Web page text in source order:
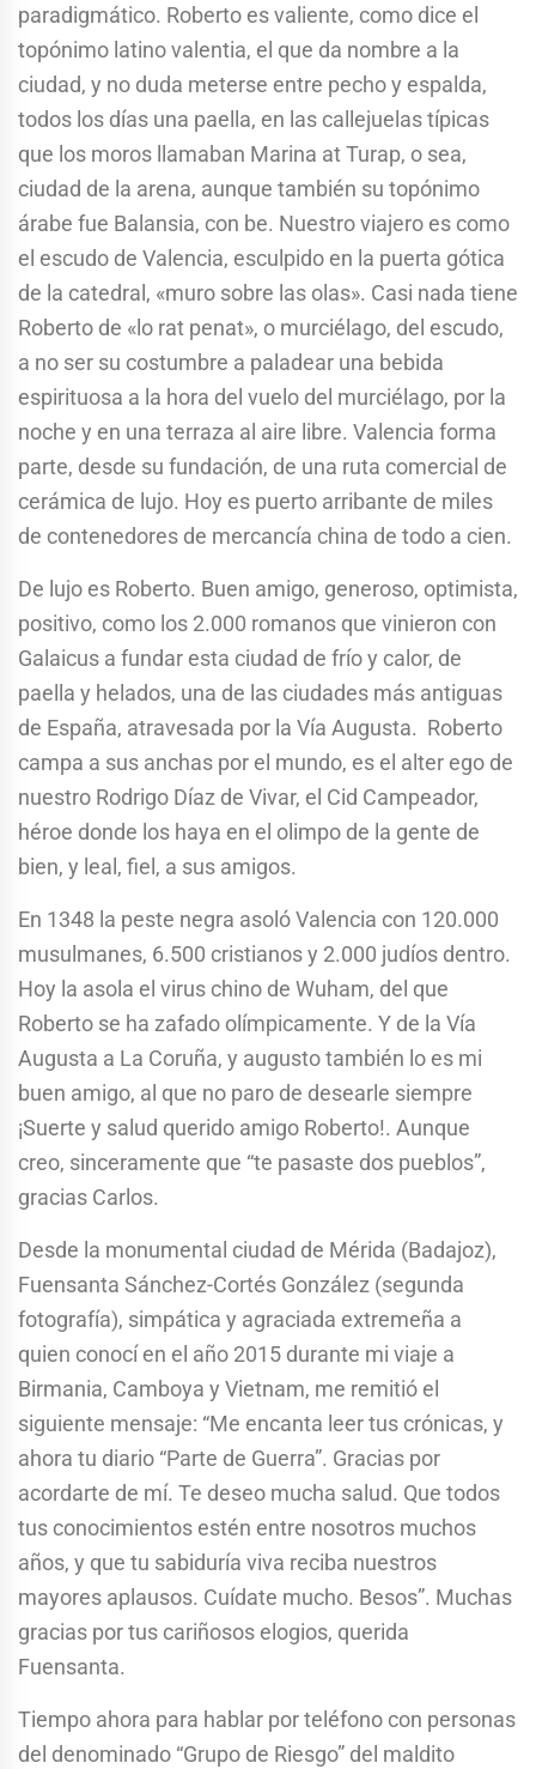
paradigmático. Roberto es valiente, como dice el
topónimo latino valentia, el que da nombre a la
ciudad, y no duda meterse entre pecho y espalda,
todos los días una paella, en las callejuelas típicas
que los moros llamaban Marina at Turap, o sea,
ciudad de la arena, aunque también su topónimo
árabe fue Balansia, con be. Nuestro viajero es como
el escudo de Valencia, esculpido en la puerta gótica
de la catedral, «muro sobre las olas». Casi nada tiene
Roberto de «lo rat penat», o murciélago, del escudo,
a no ser su costumbre a paladear una bebida
espirituosa a la hora del vuelo del murciélago, por la
noche y en una terraza al aire libre. Valencia forma
parte, desde su fundación, de una ruta comercial de
cerámica de lujo. Hoy es puerto arribante de miles
de contenedores de mercancía china de todo a cien.
De lujo es Roberto. Buen amigo, generoso, optimista,
positivo, como los 2.000 romanos que vinieron con
Galaicus a fundar esta ciudad de frío y calor, de
paella y helados, una de las ciudades más antiguas
de España, atravesada por la Vía Augusta. Roberto
campa a sus anchas por el mundo, es el alter ego de
nuestro Rodrigo Díaz de Vivar, el Cid Campeador,
héroe donde los haya en el olimpo de la gente de
bien, y leal, fiel, a sus amigos.
En 1348 la peste negra asoló Valencia con 120.000
musulmanes, 6.500 cristianos y 2.000 judíos dentro.
Hoy la asola el virus chino de Wuham, del que
Roberto se ha zafado olímpicamente. Y de la Vía
Augusta a La Coruña, y augusto también lo es mi
buen amigo, al que no paro de desearle siempre
¡Suerte y salud querido amigo Roberto!. Aunque
creo, sinceramente que “te pasaste dos pueblos”,
gracias Carlos.
Desde la monumental ciudad de Mérida (Badajoz),
Fuensanta Sánchez-Cortés González (segunda
fotografía), simpática y agraciada extremeña a
quien conocí en el año 2015 durante mi viaje a
Birmania, Camboya y Vietnam, me remitió el
siguiente mensaje: “Me encanta leer tus crónicas, y
ahora tu diario “Parte de Guerra”. Gracias por
acordarte de mí. Te deseo mucha salud. Que todos
tus conocimientos estén entre nosotros muchos
años, y que tu sabiduría viva reciba nuestros
mayores aplausos. Cuídate mucho. Besos”. Muchas
gracias por tus cariñosos elogios, querida
Fuensanta.
Tiempo ahora para hablar por teléfono con personas
del denominado “Grupo de Riesgo” del maldito